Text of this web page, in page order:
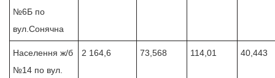
№6Б по
вул.Сонячна
Населення ж/б
№14 по вул.
2 164,6 73,568 114,01 40,443